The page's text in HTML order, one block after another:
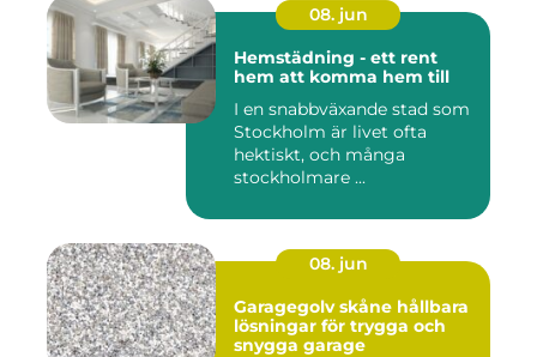
08. jun
Hemstädning - ett rent
hem att komma hem till
I en snabbväxande stad som
Stockholm är livet ofta
hektiskt, och många
stockholmare ...
08. jun
Garagegolv skåne hållbara
lösningar för trygga och
snygga garage